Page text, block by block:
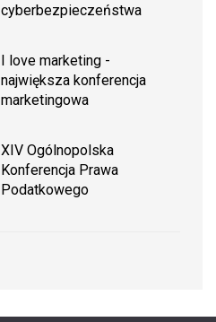
cyberbezpieczeństwa
I love marketing -
największa konferencja
marketingowa
XIV Ogólnopolska
Konferencja Prawa
Podatkowego